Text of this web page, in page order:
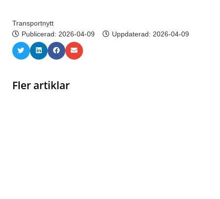
Transportnytt
Publicerad: 2026-04-09 Uppdaterad: 2026-04-09
Fler artiklar